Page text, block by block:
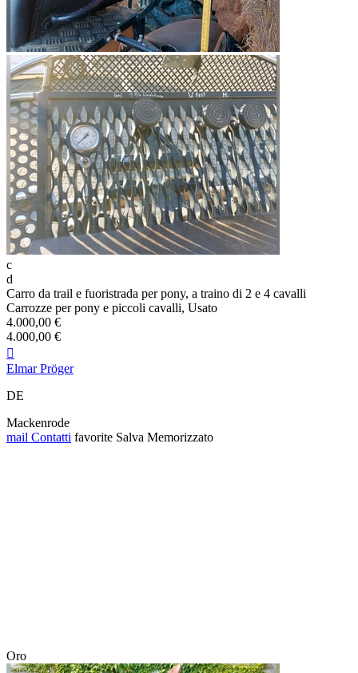
c
d
Carro da trail e fuoristrada per pony, a traino di 2 e 4 cavalli
Carrozze per pony e piccoli cavalli, Usato
4.000,00 €
4.000,00 €

Elmar Pröger
DE
Mackenrode
mail Contatti favorite Salva Memorizzato
Oro